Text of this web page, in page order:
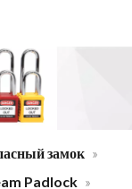
замок »
Padlock »